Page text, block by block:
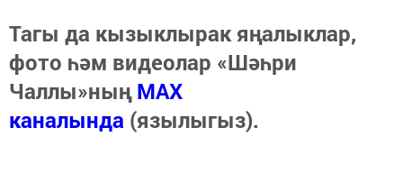
Тагы да кызыклырак яңалыклар,
фото һәм видеолар «Шәһри
Чаллы»ныңMAX
каналында (язылыгыз).